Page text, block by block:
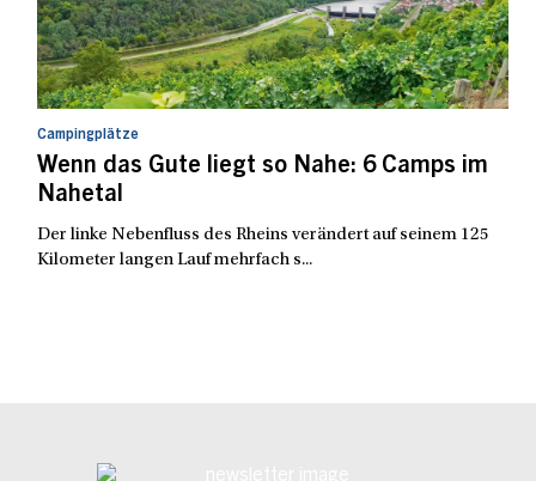
Campingplätze
Wenn das Gute liegt so Nahe: 6 Camps im
Nahetal
Der linke Nebenfluss des Rheins verändert auf seinem 125
Kilometer langen Lauf mehrfach s...